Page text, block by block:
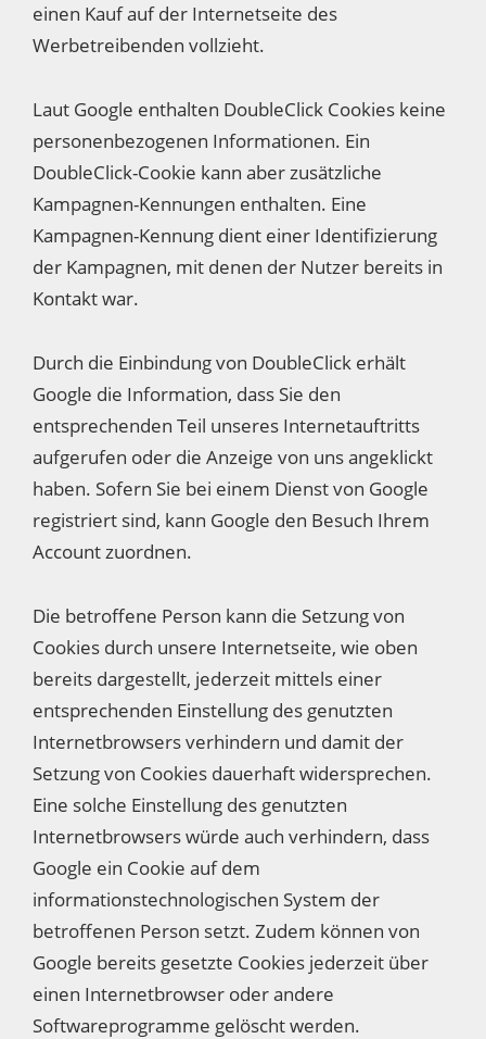
einen Kauf auf der Internetseite des
Werbetreibenden vollzieht.
Laut Google enthalten DoubleClick Cookies keine
personenbezogenen Informationen. Ein
DoubleClick-Cookie kann aber zusätzliche
Kampagnen-Kennungen enthalten. Eine
Kampagnen-Kennung dient einer Identifizierung
der Kampagnen, mit denen der Nutzer bereits in
Kontakt war.
Durch die Einbindung von DoubleClick erhält
Google die Information, dass Sie den
entsprechenden Teil unseres Internetauftritts
aufgerufen oder die Anzeige von uns angeklickt
haben. Sofern Sie bei einem Dienst von Google
registriert sind, kann Google den Besuch Ihrem
Account zuordnen.
Die betroffene Person kann die Setzung von
Cookies durch unsere Internetseite, wie oben
bereits dargestellt, jederzeit mittels einer
entsprechenden Einstellung des genutzten
Internetbrowsers verhindern und damit der
Setzung von Cookies dauerhaft widersprechen.
Eine solche Einstellung des genutzten
Internetbrowsers würde auch verhindern, dass
Google ein Cookie auf dem
informationstechnologischen System der
betroffenen Person setzt. Zudem können von
Google bereits gesetzte Cookies jederzeit über
einen Internetbrowser oder andere
Softwareprogramme gelöscht werden.